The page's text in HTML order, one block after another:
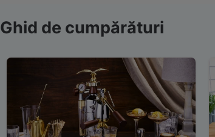
Ghid de cumpărături